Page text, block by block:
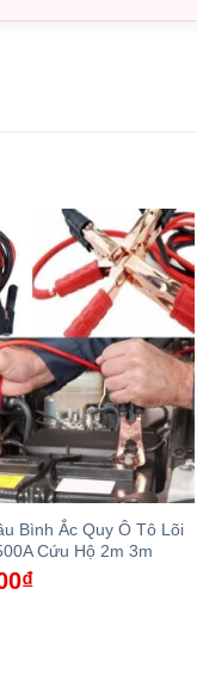
Bình Ắc Quy Ô Tô Lõi
Cứu Hộ 2m 3m
₫